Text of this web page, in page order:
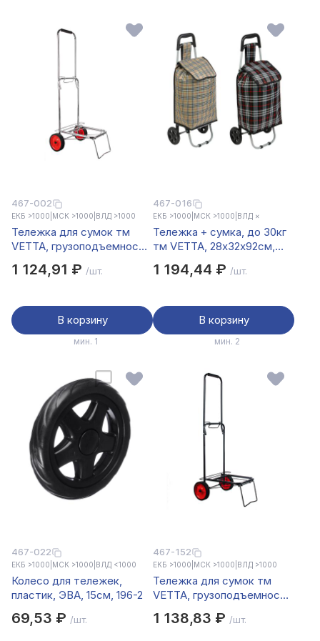
467-002
ЕКБ >1000 МСК >1000 ВЛД >1000
Тележка для сумок тм
VETTA, грузоподъемность
d14см, металл, хром
1 124,91 ₽ /шт.
В корзину
мин. 1
467-016
ЕКБ >1000 МСК >1000 ВЛД ×
Тележка + сумка, до 30кг
тм VETTA, 28х32х92см,
d15см
1 194,44 ₽ /шт.
В корзину
мин. 2
467-022
ЕКБ >1000 МСК >1000 ВЛД <1000
Колесо для тележек,
пластик, ЭВА, 15см, 196-2
69,53 ₽ /шт.
467-152
ЕКБ >1000 МСК >1000 ВЛД >1000
Тележка для сумок тм
VETTA, грузоподъемность
d14см, металл, цвет
1 138,83 ₽ /шт.